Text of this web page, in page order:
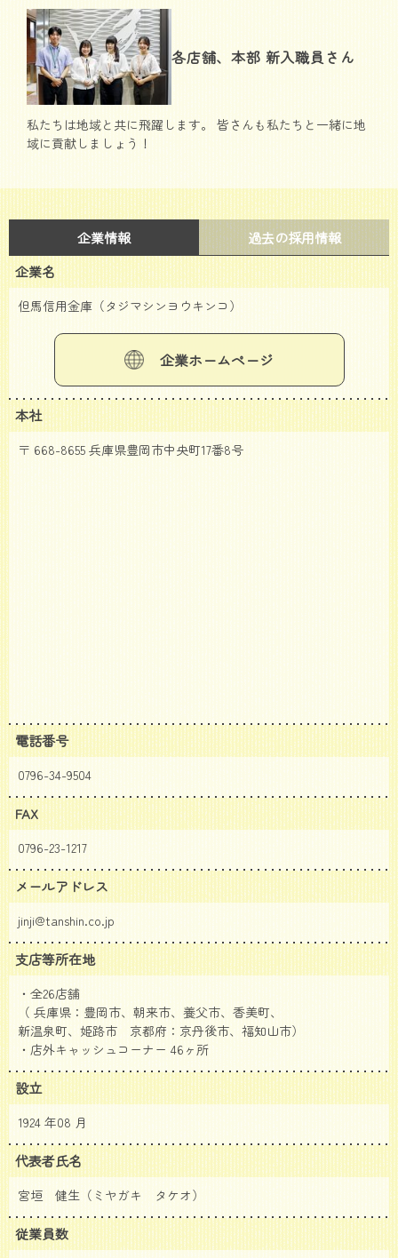
各店舗、本部 新入職員さん
私たちは地域と共に飛躍します。 皆さんも私たちと一緒に地
域に貢献しましょう！
企業情報
過去の採用情報
企業名
但馬信用金庫（タジマシンヨウキンコ）
企業ホームページ
本社
〒 668-8655 兵庫県豊岡市中央町17番8号
電話番号
0796-34-9504
FAX
0796-23-1217
メールアドレス
jinji@tanshin.co.jp
支店等所在地
・全26店舗
（ 兵庫県：豊岡市、朝来市、養父市、香美町、
新温泉町、姫路市 京都府：京丹後市、福知山市）
・店外キャッシュコーナー 46ヶ所
設立
1924 年08 月
代表者氏名
宮垣 健生（ミヤガキ タケオ）
従業員数